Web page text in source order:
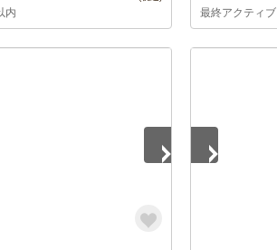
内 最終アクティ